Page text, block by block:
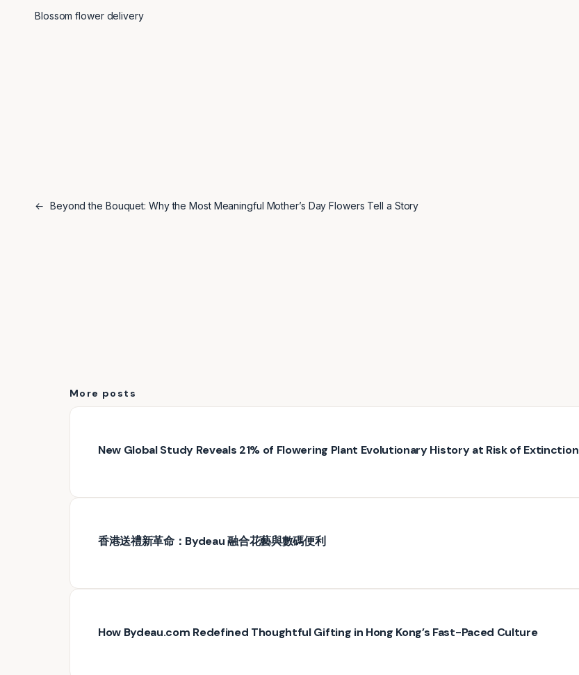
Blossom flower delivery
← Beyond the Bouquet: Why the Most Meaningful Mother’s Day Flowers Tell a Story
More posts
New Global Study Reveals 21% of Flowering Plant Evolutionary History at Risk of Extinction
香港送禮新革命：Bydeau 融合花藝與數碼便利
How Bydeau.com Redefined Thoughtful Gifting in Hong Kong’s Fast-Paced Culture